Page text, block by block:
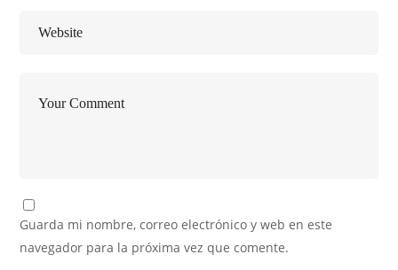
Guarda mi nombre, correo electrónico y web en este
navegador para la próxima vez que comente.